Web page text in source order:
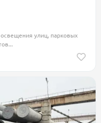
улиц, парковых